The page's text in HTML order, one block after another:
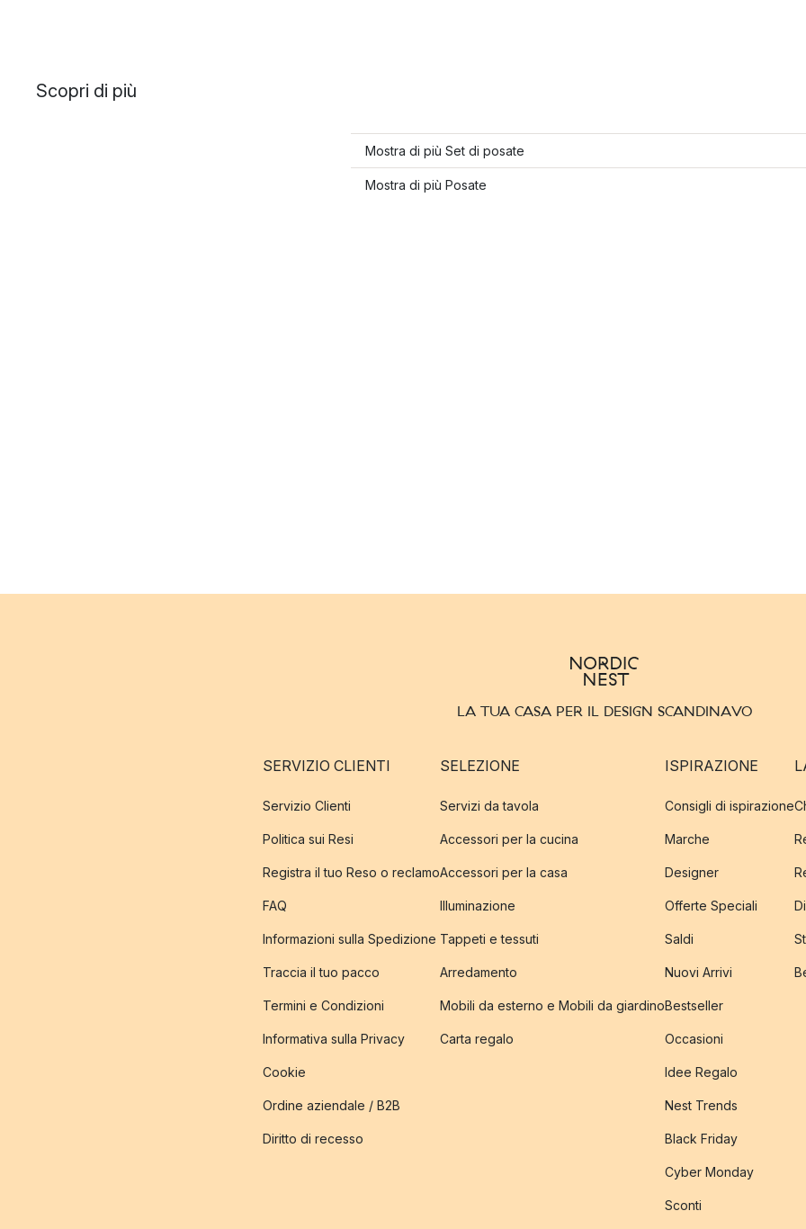
Scopri di più
Mostra di più Set di posate
Mostra di più Posate
LA TUA CASA PER IL DESIGN SCANDINAVO
SERVIZIO CLIENTI
Servizio Clienti
Politica sui Resi
Registra il tuo Reso o reclamo
FAQ
Informazioni sulla Spedizione
Traccia il tuo pacco
Termini e Condizioni
Informativa sulla Privacy
Cookie
Ordine aziendale / B2B
Diritto di recesso
SELEZIONE
Servizi da tavola
Accessori per la cucina
Accessori per la casa
Illuminazione
Tappeti e tessuti
Arredamento
Mobili da esterno e Mobili da giardino
Carta regalo
ISPIRAZIONE
Consigli di ispirazione
Marche
Designer
Offerte Speciali
Saldi
Nuovi Arrivi
Bestseller
Occasioni
Idee Regalo
Nest Trends
Black Friday
Cyber Monday
Sconti